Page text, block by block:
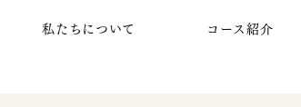
私たちについて コース紹介